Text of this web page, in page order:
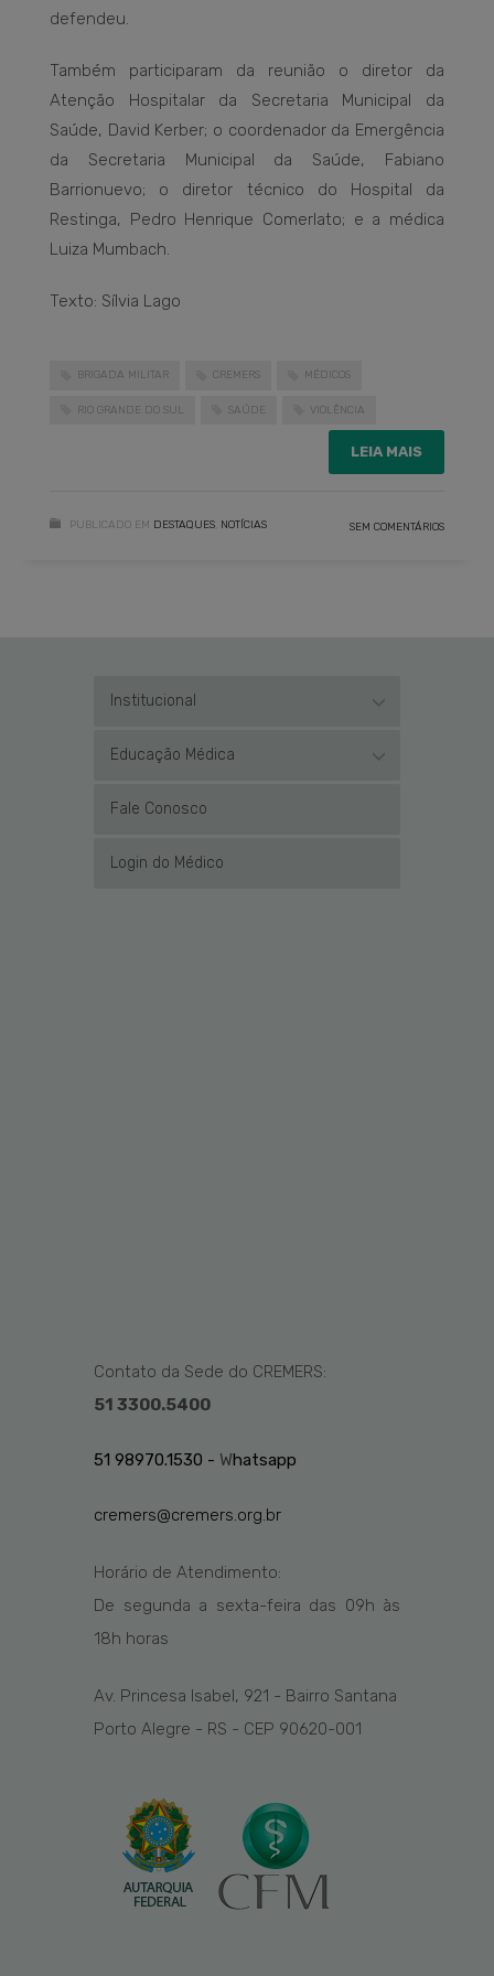
defendeu.
Também participaram da reunião o diretor da
Atenção Hospitalar da Secretaria Municipal da
Saúde, David Kerber; o coordenador da Emergência
da Secretaria Municipal da Saúde, Fabiano
Barrionuevo; o diretor técnico do Hospital da
Restinga, Pedro Henrique Comerlato; e a médica
Luiza Mumbach.
Texto: Sílvia Lago
BRIGADA MILITAR CREMERS MÉDICOS
RIO GRANDE DO SUL SAÚDE VIOLÊNCIA
LEIA MAIS
PUBLICADO EM DESTAQUES NOTÍCIAS SEM COMENTÁRIOS
Institucional
Educação Médica
Fale Conosco
Login do Médico
Contato da Sede do CREMERS:
51 3300.5400
51 98970.1530 - Whatsapp
cremers@cremers.org.br
Horário de Atendimento:
De segunda a sexta-feira das 09h às
18h horas
Av. Princesa Isabel, 921 - Bairro Santana
Porto Alegre - RS - CEP 90620-001